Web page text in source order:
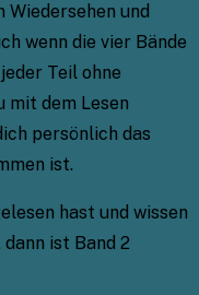
Wiedersehen und
wenn die vier Bände
Teil ohne
mit dem Lesen
persönlich das
ist.
hast und wissen
ist Band 2